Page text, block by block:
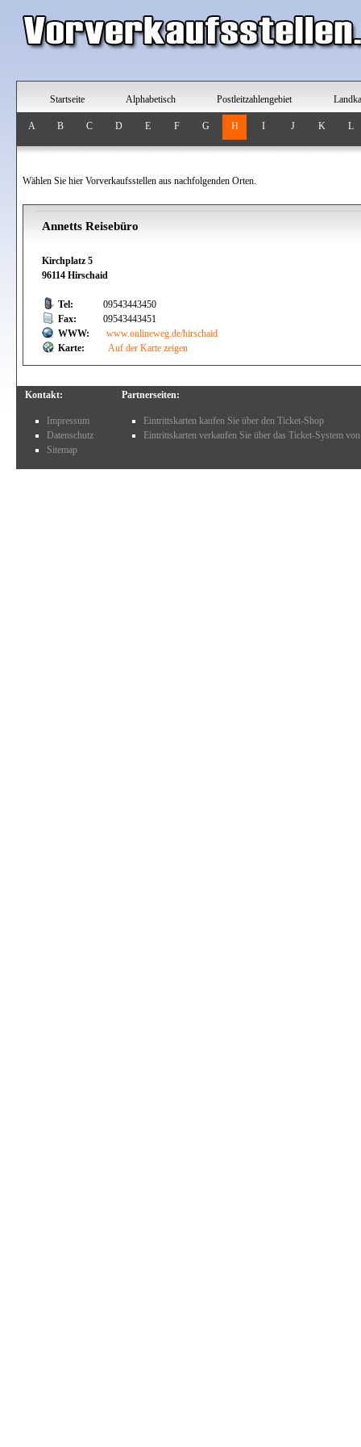
Startseite Alphabetisch Postleitzahlengebiet
A B C D E F G H I J K L
Wählen Sie hier Vorverkaufsstellen aus nachfolgenden Orten.
Annetts Reisebüro
Kirchplatz 5
96114 Hirschaid
Tel:
09543443450
Fax:
09543443451
WWW:
www.onlineweg.de/hirschaid
Karte:
Auf der Karte zeigen
Kontakt:
Impressum
Datenschutz
Sitemap
Partnerseiten:
Eintrittskarten kaufen Sie über den Ticket-Shop
Eintrittskarten verkaufen Sie über das Ticket-System